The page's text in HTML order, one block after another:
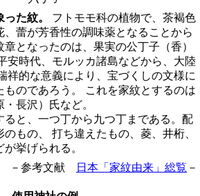
た紋。
フトモモ科の植物で、茶褐色
蕾が芳香性の調味薬となることから
となったのは、果実の公丁子（香）
安時代、モルッカ諸島などから、大陸
祥的な意義により、宝づくしの文様に
ものであろう。 これを家紋とするのは
長沢）氏など。
と、一つ丁から九つ丁まである。配
もの、 打ち違えたもの、菱、井桁、
挙げられる。
－参考文献
日本「家紋由来」総覧 －